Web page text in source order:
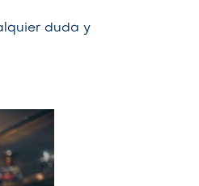
duda y